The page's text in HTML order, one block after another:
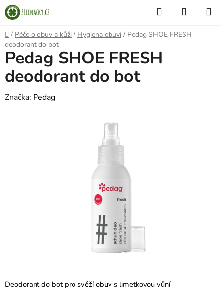
Přejít
na
obsah
Hledat
KOŠÍK
Domů
/ Péče o obuv a kůži / Hygiena obuvi / Pedag SHOE FRESH
deodorant do bot
Deodorant do bot pro svěží obuv s limetkovou vůní
Pedag SHOE FRESH
deodorant do bot
Značka: Pedag